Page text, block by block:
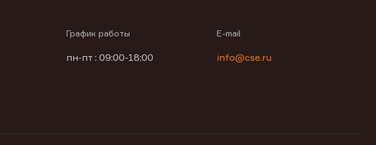
График работы
пн-пт : 09:00-18:00
E-mail
info@cse.ru